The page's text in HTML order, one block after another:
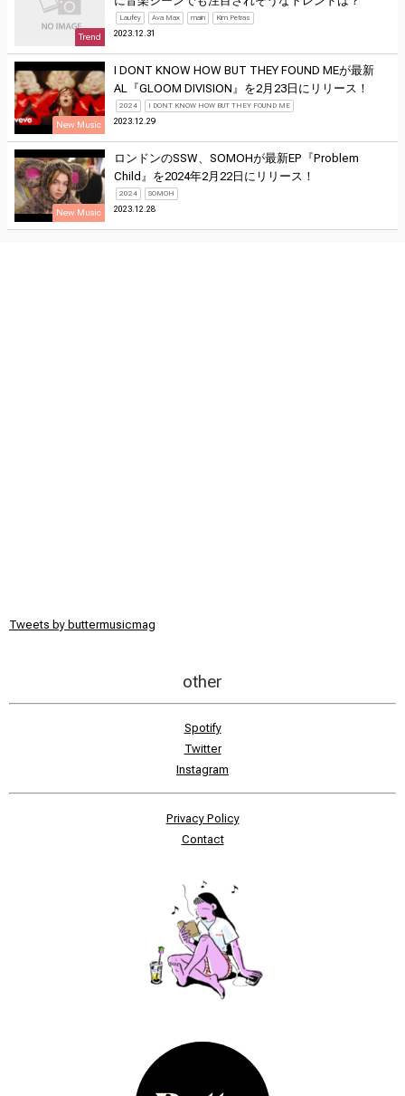
Trend
Laufey Ava Max main Kim Petras
2023.12.31
New Music
I DONT KNOW HOW BUT THEY FOUND MEが最新
AL『GLOOM DIVISION』を2月23日にリリース！
2024 I DONT KNOW HOW BUT THEY FOUND ME
2023.12.29
New Music
ロンドンのSSW、SOMOHが最新EP『Problem
Child』を2024年2月22日にリリース！
2024 SOMOH
2023.12.28
Tweets by buttermusicmag
other
Spotify
Twitter
Instagram
Privacy Policy
Contact